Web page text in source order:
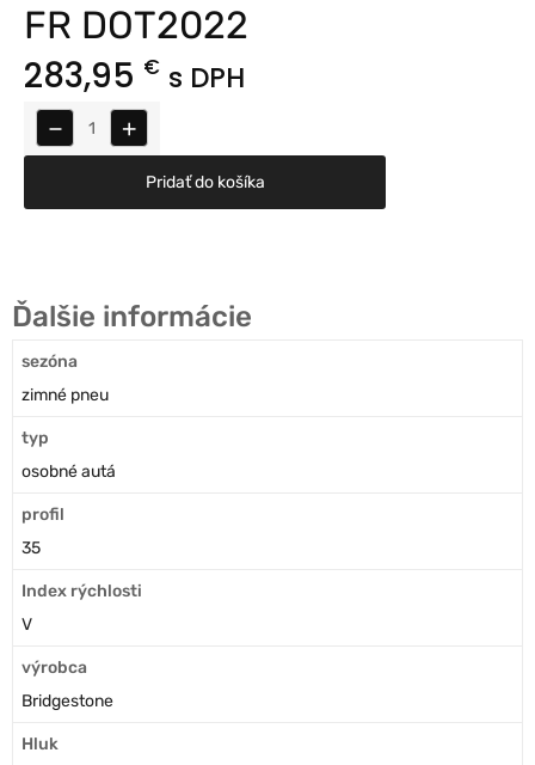
FR DOT2022
283,95 € s DPH
− +
Pridať do košíka
Ďalšie informácie
sezóna
zimné pneu
typ
osobné autá
profil
35
Index rýchlosti
V
výrobca
Bridgestone
Hluk